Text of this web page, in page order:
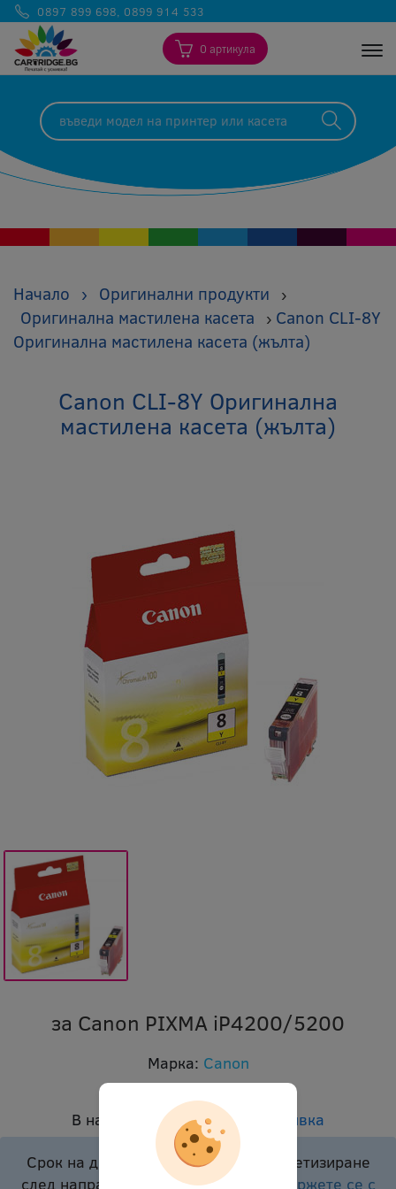
0897 899 698, 0899 914 533
0 артикула
Начало › Оригинални продукти ›
Оригинална мастилена касета › Canon CLI-8Y
Оригинална мастилена касета (жълта)
Canon CLI-8Y Оригинална
мастилена касета (жълта)
за Canon PIXMA iP4200/5200
Марка: Canon
В наличност: Доставка при заявка
Срок на доставка подлежи на конкретизиране
след направено запитване.
Моля свържете се с